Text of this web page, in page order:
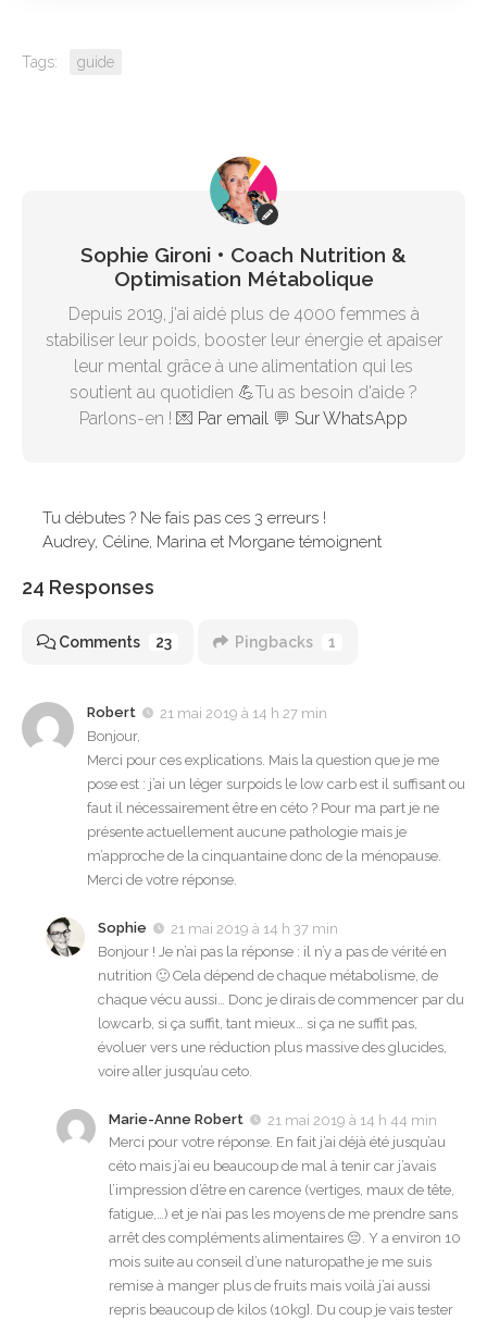
Tags: guide
Sophie Gironi • Coach Nutrition &
Optimisation Métabolique
Depuis 2019, j'ai aidé plus de 4000 femmes à
stabiliser leur poids, booster leur énergie et apaiser
leur mental grâce à une alimentation qui les
soutient au quotidien 💪Tu as besoin d'aide ?
Parlons-en ! 💌 Par email 💬 Sur WhatsApp
Tu débutes ? Ne fais pas ces 3 erreurs !
Audrey, Céline, Marina et Morgane témoignent
24 Responses
Comments 23 Pingbacks 1
Robert
21 mai 2019 à 14 h 27 min
Bonjour,
Merci pour ces explications. Mais la question que je me
pose est : j’ai un léger surpoids le low carb est il suffisant ou
faut il nécessairement être en céto ? Pour ma part je ne
présente actuellement aucune pathologie mais je
m’approche de la cinquantaine donc de la ménopause.
Merci de votre réponse.
Sophie
21 mai 2019 à 14 h 37 min
Bonjour ! Je n’ai pas la réponse : il n’y a pas de vérité en
nutrition 🙂 Cela dépend de chaque métabolisme, de
chaque vécu aussi… Donc je dirais de commencer par du
lowcarb, si ça suffit, tant mieux… si ça ne suffit pas,
évoluer vers une réduction plus massive des glucides,
voire aller jusqu’au ceto.
Marie-Anne Robert
21 mai 2019 à 14 h 44 min
Merci pour votre réponse. En fait j’ai déjà été jusqu’au
céto mais j’ai eu beaucoup de mal à tenir car j’avais
l’impression d’être en carence (vertiges, maux de tête,
fatigue,…) et je n’ai pas les moyens de me prendre sans
arrêt des compléments alimentaires 😔. Y a environ 10
mois suite au conseil d’une naturopathe je me suis
remise à manger plus de fruits mais voilà j’ai aussi
repris beaucoup de kilos (10kg}. Du coup je vais tester